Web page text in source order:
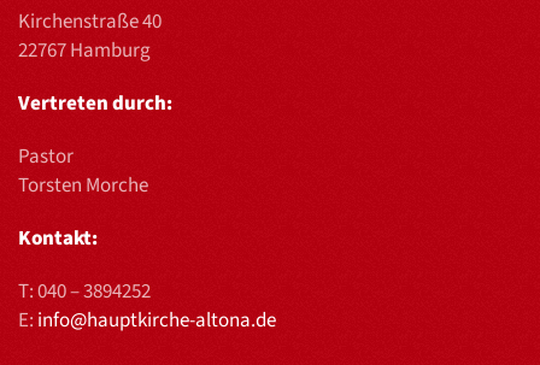
Kirchenstraße 40
22767 Hamburg
Vertreten durch:
Pastor
Torsten Morche
Kontakt:
T:040 – 3894252
E: info@hauptkirche-altona.de